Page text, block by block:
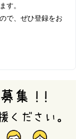
す。
で、ぜひ登録をお